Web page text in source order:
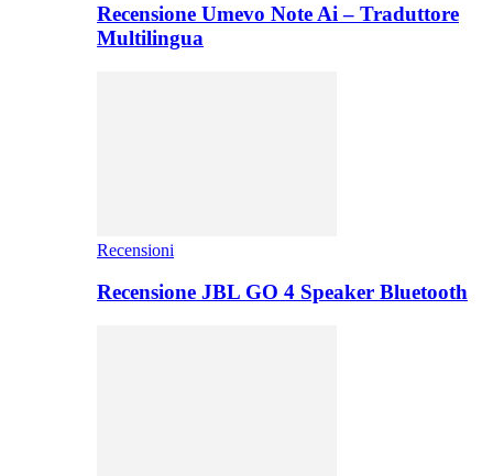
Recensione Umevo Note Ai – Traduttore
Multilingua
Recensioni
Recensione JBL GO 4 Speaker Bluetooth